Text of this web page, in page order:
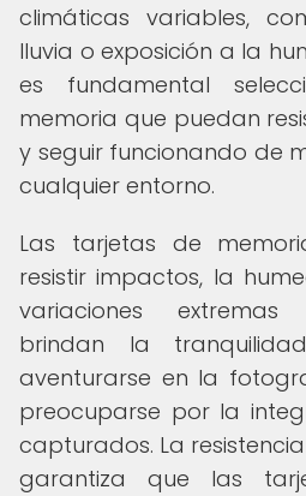
climáticas variables,
lluvia o exposición a la
es fundamental
memoria que puedan
y seguir funcionando de
cualquier entorno.
Las tarjetas de
resistir impactos, la
variaciones
brindan la
aventurarse en la
preocuparse por la
capturados. La
garantiza que las